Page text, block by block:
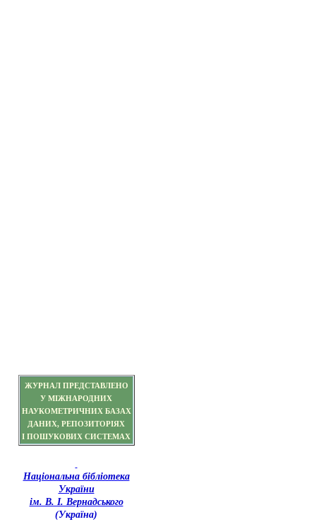
ЖУРНАЛ ПРЕДСТАВЛЕНО
У МІЖНАРОДНИХ
НАУКОМЕТРИЧНИХ БАЗАХ
ДАНИХ, РЕПОЗИТОРІЯХ
І ПОШУКОВИХ СИСТЕМАХ
Національна бібліотека
України
ім. В. І. Вернадського
(Україна)